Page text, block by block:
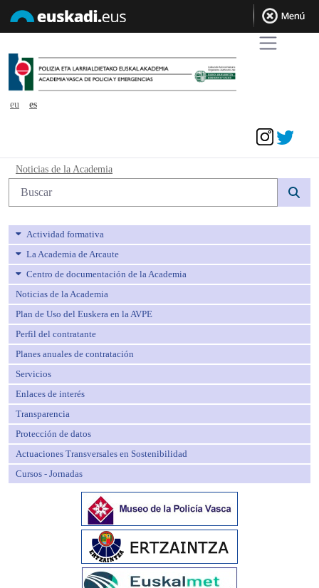
eu
es
Noticias de la Academia - avpe
Noticias de la Academia
Búsqueda web
Actividad formativa
La Academia de Arcaute
Centro de documentación de la Academia
Noticias de la Academia
Plan de Uso del Euskera en la AVPE
Perfil del contratante
Planes anuales de contratación
Servicios
Enlaces de interés
Transparencia
Protección de datos
Actuaciones Transversales en Sostenibilidad
Cursos - Jornadas